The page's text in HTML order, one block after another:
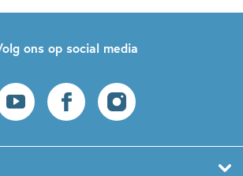
ons op social media